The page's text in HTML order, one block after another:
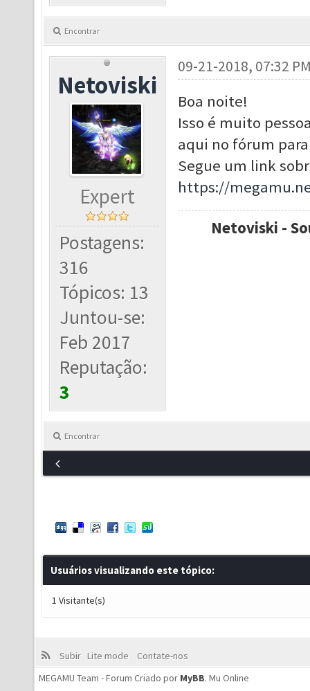
Encontrar
Netoviski
Expert
Postagens:
316
Tópicos: 13
Juntou-se:
Feb 2017
Reputação:
3
09-21-2018, 07:32
Boa noite!
Isso é muito
aqui no fórum
Segue um link
https://
Netoviski -
Encontrar
Usuários visualizando este tópico:
1 Visitante(s)
Subir Lite mode
Contate-nos
MEGAMU Team - Forum Criado por MyBB. Mu Online